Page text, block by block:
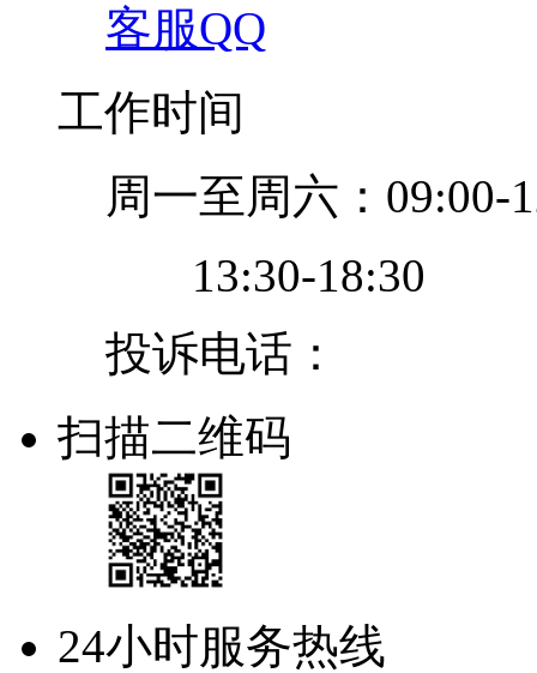
客服QQ
工作时间
周一至周六：09:00-
13:30-18:30
投诉电话：
扫描二维码
24小时服务热线